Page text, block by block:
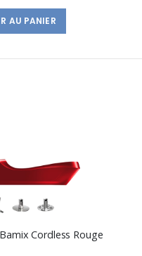
AU PANIER
Cordless Rouge